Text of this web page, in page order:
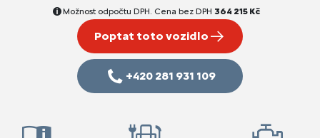
Možnost odpočtu DPH. Cena bez DPH 364 215 Kč
Poptat toto vozidlo
+420 281 931 109